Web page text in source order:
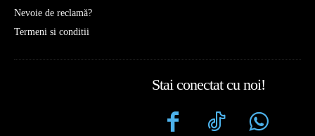
Nevoie de reclamă?
Termeni si conditii
Stai conectat cu noi!